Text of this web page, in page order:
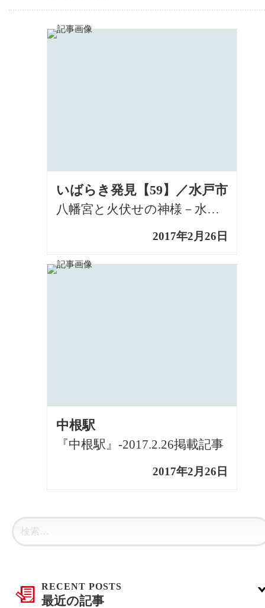
いばらき発見【59】／水戸市
八幡宮と火伏せの神様－水戸市八幡町 2017年2月26日掲載記事
2017年2月26日
中根駅
『中根駅』-2017.2.26掲載記事
2017年2月26日
最近の記事